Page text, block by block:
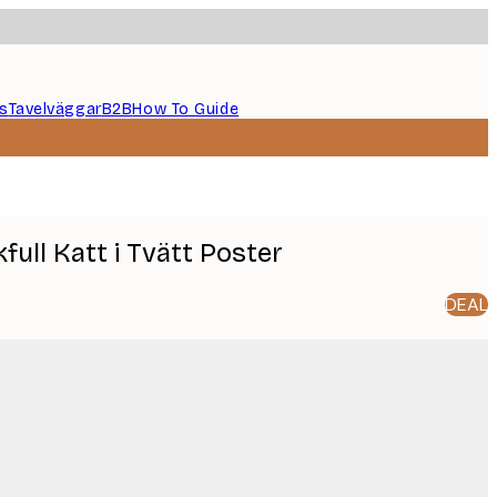
TavelväggarB2BHow To Guide
Katt i Tvätt Poster
DEAL